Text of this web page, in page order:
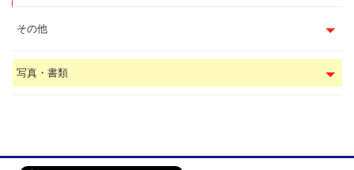
その他
写真・書類